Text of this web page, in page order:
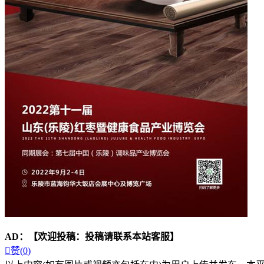
AD：
【欢迎投稿：投稿请联系本站客服】
赞(0)